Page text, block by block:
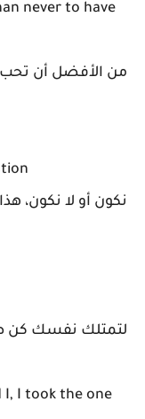
never to have
من الأفضل أن تحب
نكون أو لا نكون،
لتمتلك نفسك كن
I, I took the one